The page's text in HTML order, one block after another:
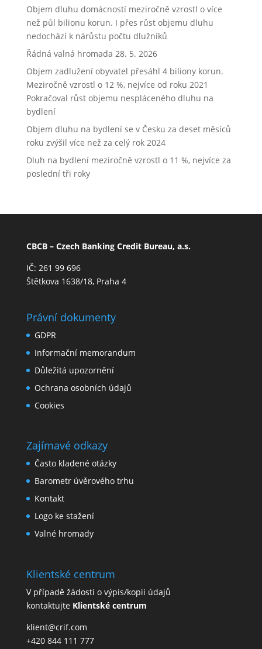
Objem dluhu domácností meziročně vzrostl o více
než půl bilionu korun. I přes růst objemu dluhu
nedochází k nárůstu počtu dlužníků
Řádná valná hromada 28. 5. 2026
Objem zadlužení obyvatel přesáhl 4 biliony korun.
Meziročně vzrostl o 12 %, nejvíce od roku 2021
Pokračoval růst objemu nespláceného dluhu na
bydlení
Objem dluhu na bydlení se v Česku za deset měsíců
roku zvýšil více než za celý rok 2024
Dluh na bydlení meziročně vzrostl o 11 %, nejvíce za
poslední tři roky
CBCB – Czech Banking Credit Bureau, a.s.
IČ: 261 99 696
Štětkova 1638/18, Praha 4
Právní dokumenty
GDPR
Informační memorandum
Důležitá upozornění
Ochrana osobních údajů
Cookies
Zajímavé odkazy
Často kladené otázky
Barometr úvěrového trhu
Kontakt
Logo ke stažení
Valné hromady
Klientské centrum
V případě žádosti o výpis/kopii údajů
kontaktujte Klientské centrum
klient@crif.com
+420 844 111 777